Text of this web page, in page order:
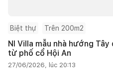
Biệt thự Trên 200m2
NI Villa mẫu nhà hướng
từ phố cổ Hội An
27/06/2026, lúc 20:13